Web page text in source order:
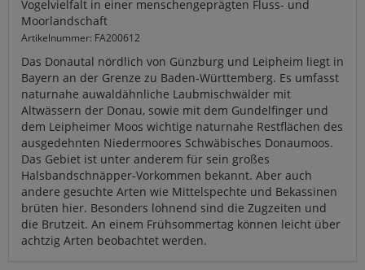
Vogelvielfalt in einer menschengeprägten Fluss- und
Moorlandschaft
Artikelnummer: FA200612
Das Donautal nördlich von Günzburg und Leipheim liegt in
Bayern an der Grenze zu Baden-Württemberg. Es umfasst
naturnahe auwaldähnliche Laubmischwälder mit
Altwässern der Donau, sowie mit dem Gundelfinger und
dem Leipheimer Moos wichtige naturnahe Restflächen des
ausgedehnten Niedermoores Schwäbisches Donaumoos.
Das Gebiet ist unter anderem für sein großes
Halsbandschnäpper-Vorkommen bekannt. Aber auch
andere gesuchte Arten wie Mittelspechte und Bekassinen
brüten hier. Besonders lohnend sind die Zugzeiten und
die Brutzeit. An einem Frühsommertag können leicht über
achtzig Arten beobachtet werden.